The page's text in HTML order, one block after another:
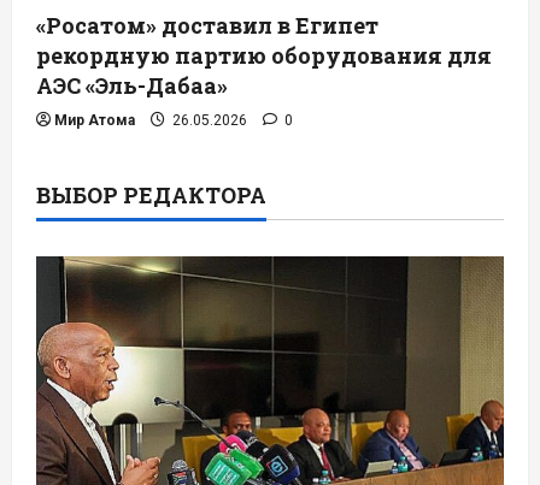
«Росатом» доставил в Египет
рекордную партию оборудования для
АЭС «Эль-Дабаа»
Мир Атома 26.05.2026 0
ВЫБОР РЕДАКТОРА